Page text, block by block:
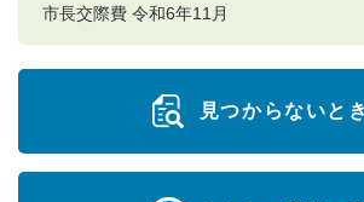
市長交際費 令和6年11月
見つからないと